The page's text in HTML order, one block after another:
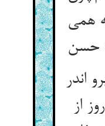
همی
حسن
اندر
از